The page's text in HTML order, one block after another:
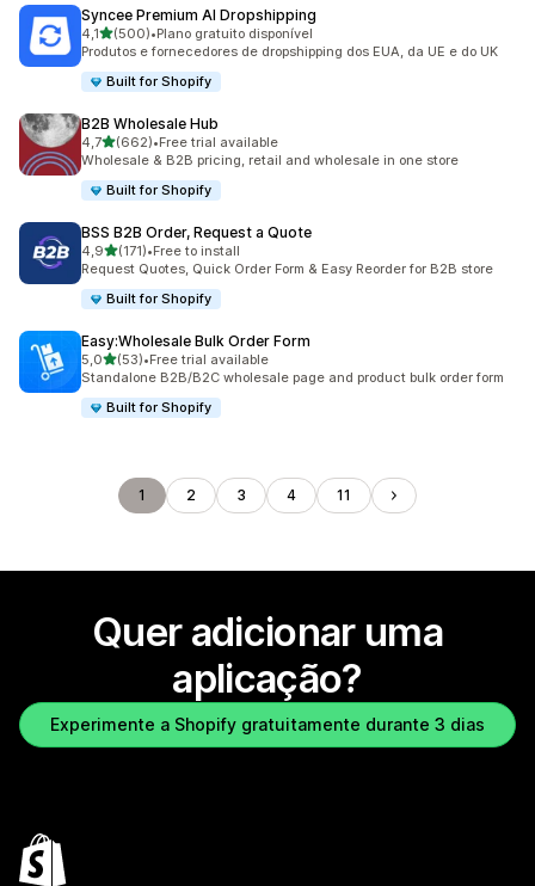
Syncee Premium AI Dropshipping
4,1de 5 estrelas
(500)
500 total de avaliações
•Plano gratuito disponível
Produtos e fornecedores de dropshipping dos EUA, da UE e do UK
Built for Shopify
B2B Wholesale Hub
4,7de 5 estrelas
(662)
662 total de avaliações
•Free trial available
Wholesale & B2B pricing, retail and wholesale in one store
Built for Shopify
BSS B2B Order, Request a Quote
4,9de 5 estrelas
(171)
171 total de avaliações
•Free to install
Request Quotes, Quick Order Form & Easy Reorder for B2B store
Built for Shopify
Easy:Wholesale Bulk Order Form
5,0de 5 estrelas
(53)
53 total de avaliações
•Free trial available
Standalone B2B/B2C wholesale page and product bulk order form
Built for Shopify
1 2 3 4 11
Quer adicionar uma
aplicação?
Experimente a Shopify gratuitamente durante 3 dias